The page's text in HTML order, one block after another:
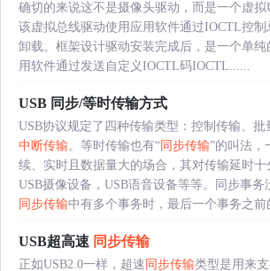
确切的来说这不是摄像头驱动，而是一个虚拟
该虚拟总线驱动使用应用软件通过IOCTL控
卸载。框架设计驱动安装完成后，是一个单纯
用软件通过发送自定义IOCTL码IOCTL......
USB 同步/等时传输方式
USB协议规定了四种传输类型：控制传输、批
中断传输。等时传输也有“ 同步传输”的叫法，
续、实时且数据量大的场合，其对传输延时
USB摄像设备，USB语音设备等等。同步事务
同步传输中有多个事务时，最后一个事务之
USB超高速 同步传输
正如USB2.0一样，超速 同步传输类型是用来